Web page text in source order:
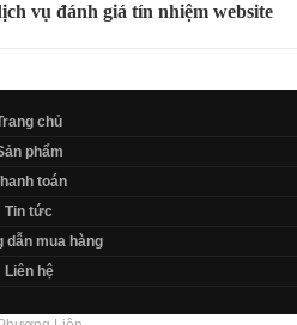
vụ đánh giá tín nhiệm website
chủ
phẩm
toán
Tin tức
dẫn mua hàng
Liên hệ